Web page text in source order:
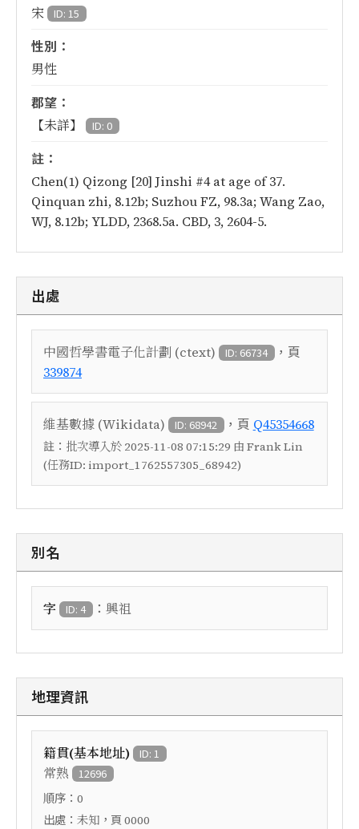
宋 ID: 15
性別：
男性
郡望：
【未詳】 ID: 0
註：
Chen(1) Qizong [20] Jinshi #4 at age of 37.
Qinquan zhi, 8.12b; Suzhou FZ, 98.3a; Wang Zao,
WJ, 8.12b; YLDD, 2368.5a. CBD, 3, 2604-5.
出處
中國哲學書電子化計劃 (ctext) ID: 66734 ，頁
339874
維基數據 (Wikidata) ID: 68942 ，頁 Q45354668
註： 批次導入於 2025-11-08 07:15:29 由 Frank Lin
(任務ID: import_1762557305_68942)
別名
字 ID: 4 ： 興祖
地理資訊
籍貫(基本地址) ID: 1
常熟 12696
順序： 0
出處： 未知 ，頁 0000